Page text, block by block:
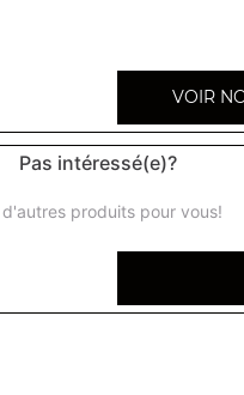
VOIR
Pas intéressé(e)?
produits pour vous!